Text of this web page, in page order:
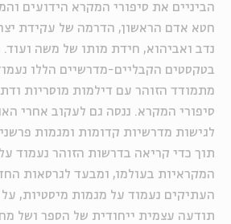
הביניים את סיפורי המקרא הידועים
חטא אדם הראשון, הדרמה של עקידת
נדב ואביהוא, חידת מותו של משה ועוד.
בטקסטים הקבליים-מדרשיים הללו
מתמודד הזוהר עם דילמות מוסריות
סיפורי המקרא. ננסה גם לעקוב אחרי
לגישות מדרשיות קדומות ומגמות
תוך כדי קריאה בדרשות הזוהר נעמוד
המקראיות בעולמו, ומבעד לגרסאות
העתיקים נעמוד על מגמות מיסטיות, על
תודעה עצמית ייחודית של הספר ושל